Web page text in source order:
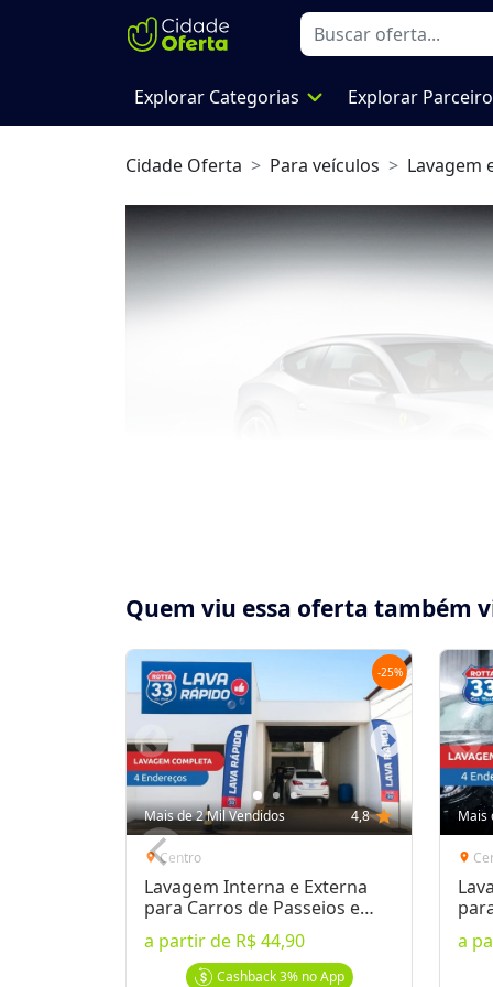
Explorar Categorias expand_more Explorar
Cidade Oferta Para veículos Lavagem
Compartilhe essa Oferta:
Receba as novidades do Cidade Oferta no seu
WhatsApp!
Destaques & Regras
Voucher Imediato: pode ser impresso
para liberação)
Quem viu essa oferta também
-25%
Mais de 2 Mil Vendidos 4,8 star
location_onCentro
Lavagem Interna e Externa
para Carros de Passeios e
a partir de R$ 44,90
Cashback3%no App
Mais
location_on
a